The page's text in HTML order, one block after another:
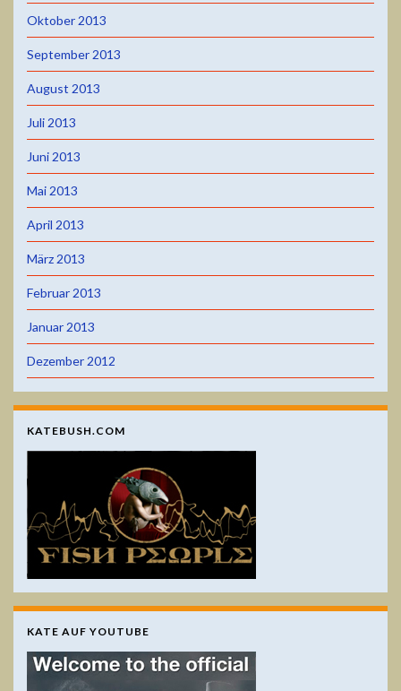
Oktober 2013
September 2013
August 2013
Juli 2013
Juni 2013
Mai 2013
April 2013
März 2013
Februar 2013
Januar 2013
Dezember 2012
KATEBUSH.COM
KATE AUF YOUTUBE